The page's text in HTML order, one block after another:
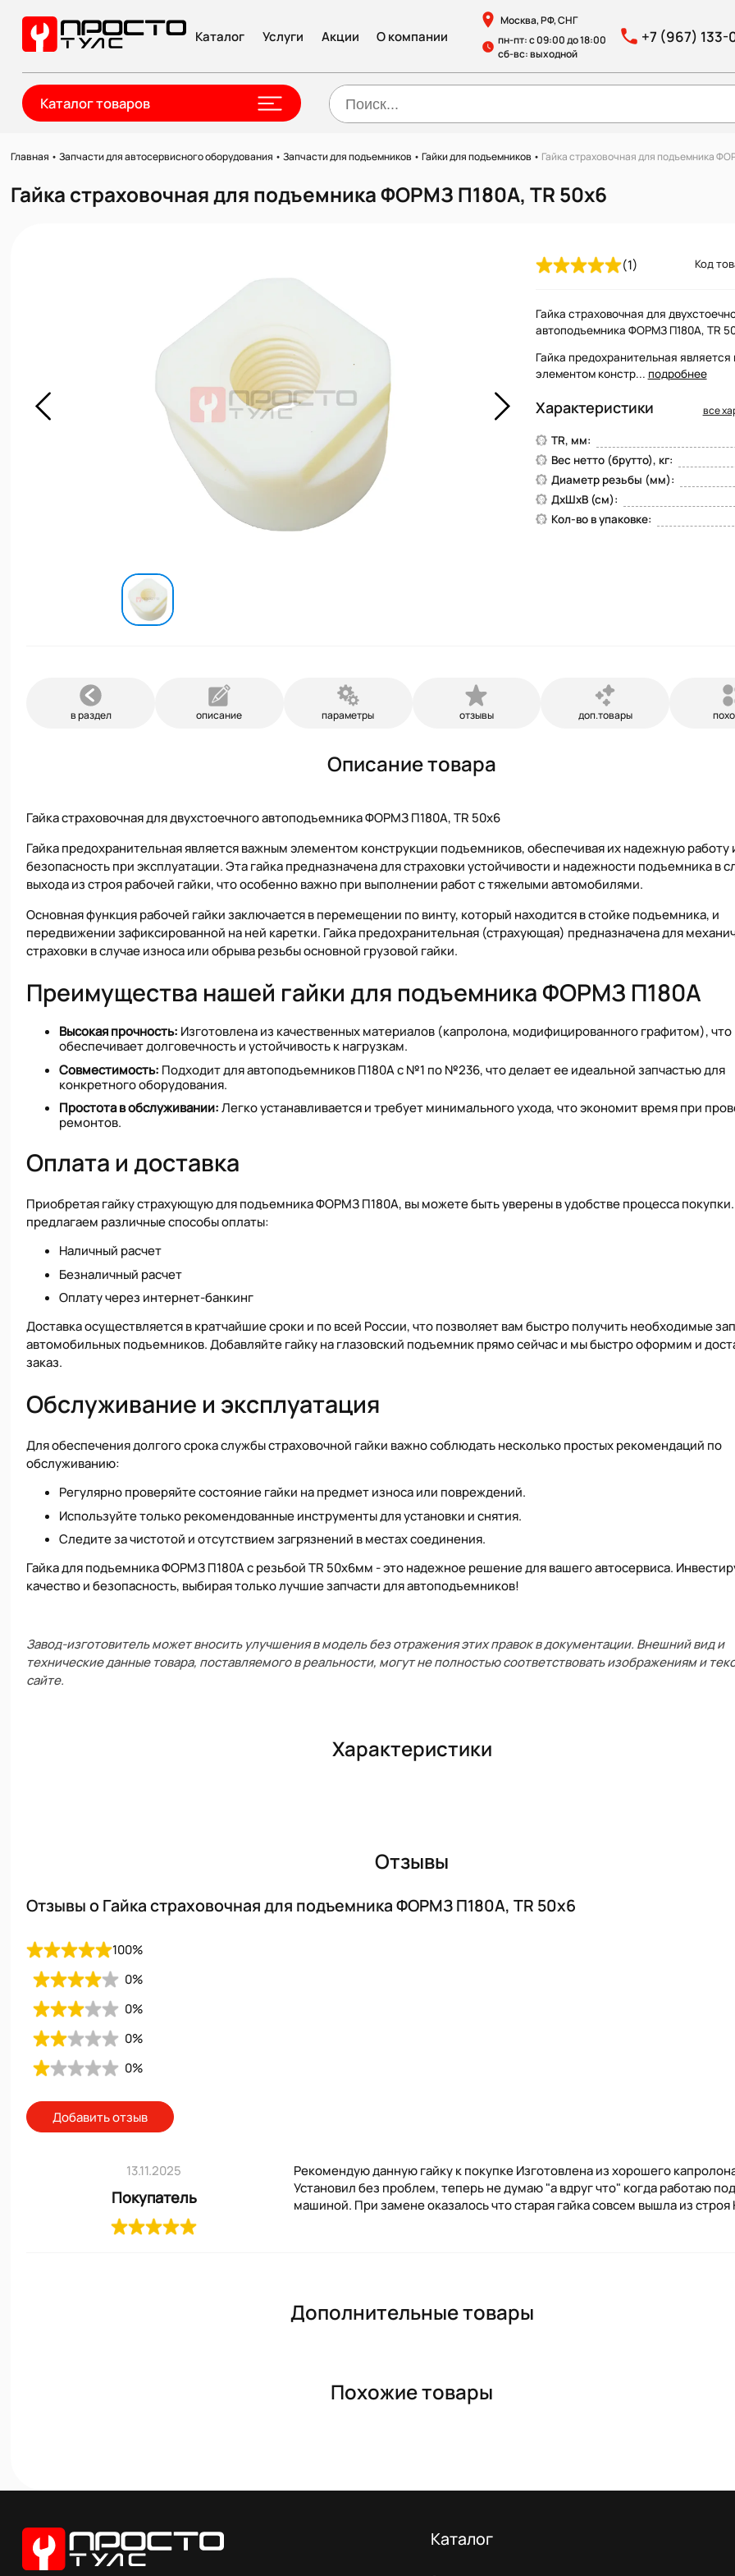
Каталог Услуги Акции О компании
Москва, РФ, СНГ
пн-пт: с 09:00 до 18:00
сб-вс: выходной
+7 (967) 133-
Каталог товаров
Главная •Запчасти для автосервисного оборудования •Запчасти для подъемников •Гайки для подъемников • Гайка страховочная для подъемника
Гайка страховочная для подъемника ФОРМЗ П180А, TR 50х6
(1) Код
Гайка страховочная для
автоподъемника ФОРМЗ П180А, TR
Гайка предохранительная
элементом констр... подробнее
Характеристики все
TR, мм:
Вес нетто (брутто), кг:
Диаметр резьбы (мм):
ДхШхВ (см):
Кол-во в упаковке:
в раздел описание параметры отзывы доп.товары
Описание товара
Гайка страховочная для двухстоечного автоподъемника ФОРМЗ П180А, TR 50х6
Гайка предохранительная является важным элементом конструкции подъемников, обеспечивая их надежную работу
безопасность при эксплуатации. Эта гайка предназначена для страховки устойчивости и надежности подъемника в
выхода из строя рабочей гайки, что особенно важно при выполнении работ с тяжелыми автомобилями.
Основная функция рабочей гайки заключается в перемещении по винту, который находится в стойке подъемника, и
передвижении зафиксированной на ней каретки. Гайка предохранительная (страхующая) предназначена для
страховки в случае износа или обрыва резьбы основной грузовой гайки.
Преимущества нашей гайки для подъемника ФОРМЗ П180А
Высокая прочность: Изготовлена из качественных материалов (капролона, модифицированного графитом), что
обеспечивает долговечность и устойчивость к нагрузкам.
Совместимость: Подходит для автоподъемников П180А с №1 по №236, что делает ее идеальной запчастью для
конкретного оборудования.
Простота в обслуживании:Легко устанавливается и требует минимального ухода, что экономит время при
ремонтов.
Оплата и доставка
Приобретая гайку страхующую для подъемника ФОРМЗ П180А, вы можете быть уверены в удобстве процесса
предлагаем различные способы оплаты:
Наличный расчет
Безналичный расчет
Оплату через интернет-банкинг
Доставка осуществляется в кратчайшие сроки и по всей России, что позволяет вам быстро получить необходимые
автомобильных подъемников. Добавляйте гайку на глазовский подъемник прямо сейчас и мы быстро оформим и
заказ.
Обслуживание и эксплуатация
Для обеспечения долгого срока службы страховочной гайки важно соблюдать несколько простых рекомендаций по
обслуживанию:
Регулярно проверяйте состояние гайки на предмет износа или повреждений.
Используйте только рекомендованные инструменты для установки и снятия.
Следите за чистотой и отсутствием загрязнений в местах соединения.
Гайка для подъемника ФОРМЗ П180А с резьбой TR 50х6мм - это надежное решение для вашего автосервиса.
качество и безопасность, выбирая только лучшие запчасти для автоподъемников!
Завод-изготовитель может вносить улучшения в модель без отражения этих правок в документации. Внешний вид и
технические данные товара, поставляемого в реальности, могут не полностью соответствовать изображениям и
сайте.
Характеристики
Отзывы
Отзывы о Гайка страховочная для подъемника ФОРМЗ П180А, TR 50х6
100%
0%
0%
0%
0%
Добавить отзыв
13.11.2025
Покупатель
Рекомендую данную гайку к покупке Изготовлена из хорошего
Установил без проблем, теперь не думаю "а вдруг что" когда работаю под
машиной. При замене оказалось что старая гайка совсем вышла из
Дополнительные товары
Похожие товары
Каталог